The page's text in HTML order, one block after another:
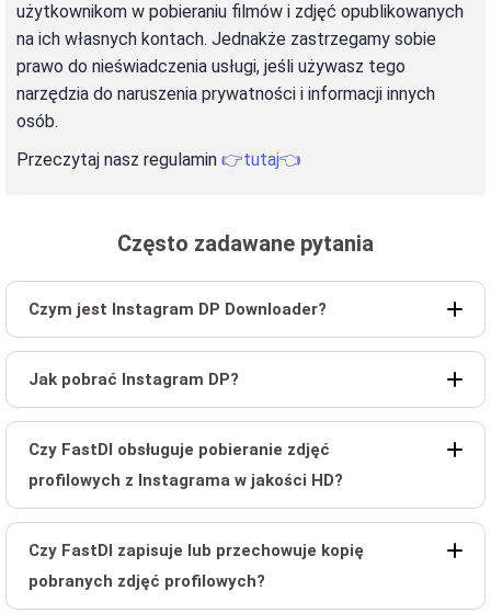
użytkownikom w pobieraniu filmów i zdjęć opublikowanych
na ich własnych kontach. Jednakże zastrzegamy sobie
prawo do nieświadczenia usługi, jeśli używasz tego
narzędzia do naruszenia prywatności i informacji innych
osób.
Przeczytaj nasz regulamin 👉tutaj👈
Często zadawane pytania
Czym jest Instagram DP Downloader?
Jak pobrać Instagram DP?
Czy FastDl obsługuje pobieranie zdjęć
profilowych z Instagrama w jakości HD?
Czy FastDl zapisuje lub przechowuje kopię
pobranych zdjęć profilowych?